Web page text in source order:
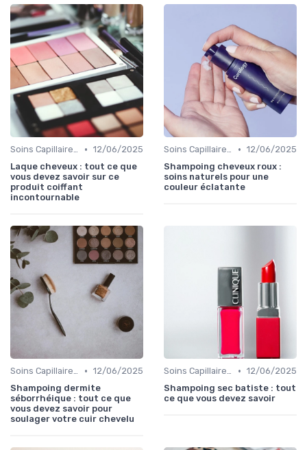
Soins Capillaires Bio • 12/06/2025
Laque cheveux : tout ce que
vous devez savoir sur ce
produit coiffant
incontournable
Soins Capillaires Bio • 12/06/2025
Shampoing cheveux roux :
soins naturels pour une
couleur éclatante
Soins Capillaires Bio • 12/06/2025
Shampoing dermite
séborrhéique : tout ce que
vous devez savoir pour
soulager votre cuir chevelu
Soins Capillaires Bio • 12/06/2025
Shampoing sec batiste : tout
ce que vous devez savoir